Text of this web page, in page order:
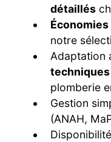
détaillés
Économies
notre
Adaptation
techniques
plomberie
Gestion
(ANAH,